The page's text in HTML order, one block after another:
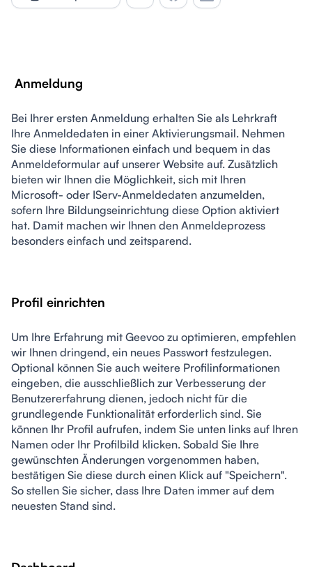
Anmeldung
Bei Ihrer ersten Anmeldung erhalten Sie als Lehrkraft
Ihre Anmeldedaten in einer Aktivierungsmail. Nehmen
Sie diese Informationen einfach und bequem in das
Anmeldeformular auf unserer Website auf. Zusätzlich
bieten wir Ihnen die Möglichkeit, sich mit Ihren
Microsoft- oder IServ-Anmeldedaten anzumelden,
sofern Ihre Bildungseinrichtung diese Option aktiviert
hat. Damit machen wir Ihnen den Anmeldeprozess
besonders einfach und zeitsparend.
Profil einrichten
Um Ihre Erfahrung mit Geevoo zu optimieren, empfehlen
wir Ihnen dringend, ein neues Passwort festzulegen.
Optional können Sie auch weitere Profilinformationen
eingeben, die ausschließlich zur Verbesserung der
Benutzererfahrung dienen, jedoch nicht für die
grundlegende Funktionalität erforderlich sind. Sie
können Ihr Profil aufrufen, indem Sie unten links auf Ihren
Namen oder Ihr Profilbild klicken. Sobald Sie Ihre
gewünschten Änderungen vorgenommen haben,
bestätigen Sie diese durch einen Klick auf "Speichern".
So stellen Sie sicher, dass Ihre Daten immer auf dem
neuesten Stand sind.